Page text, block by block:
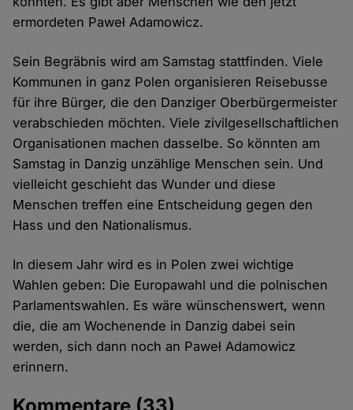
ermordeten Paweł Adamowicz.
Sein Begräbnis wird am Samstag stattfinden. Viele
Kommunen in ganz Polen organisieren Reisebusse
für ihre Bürger, die den Danziger Oberbürgermeister
verabschieden möchten. Viele zivilgesellschaftlichen
Organisationen machen dasselbe. So könnten am
Samstag in Danzig unzählige Menschen sein. Und
vielleicht geschieht das Wunder und diese
Menschen treffen eine Entscheidung gegen den
Hass und den Nationalismus.
In diesem Jahr wird es in Polen zwei wichtige
Wahlen geben: Die Europawahl und die polnischen
Parlamentswahlen. Es wäre wünschenswert, wenn
die, die am Wochenende in Danzig dabei sein
werden, sich dann noch an Paweł Adamowicz
erinnern.